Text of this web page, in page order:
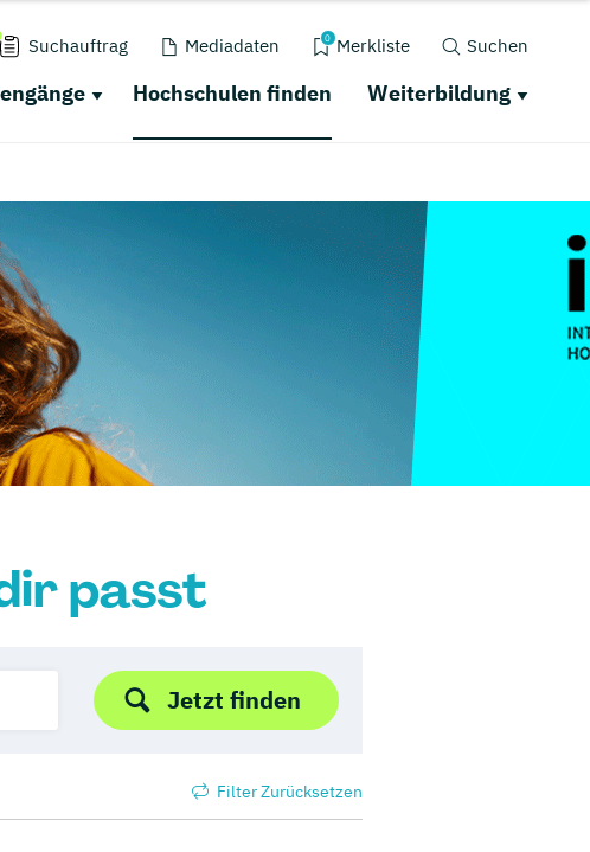
Suchauftrag Mediadaten 0 Merkliste Suchen
Hochschulen finden Weiterbildung
passt
Jetzt finden
Filter Zurücksetzen